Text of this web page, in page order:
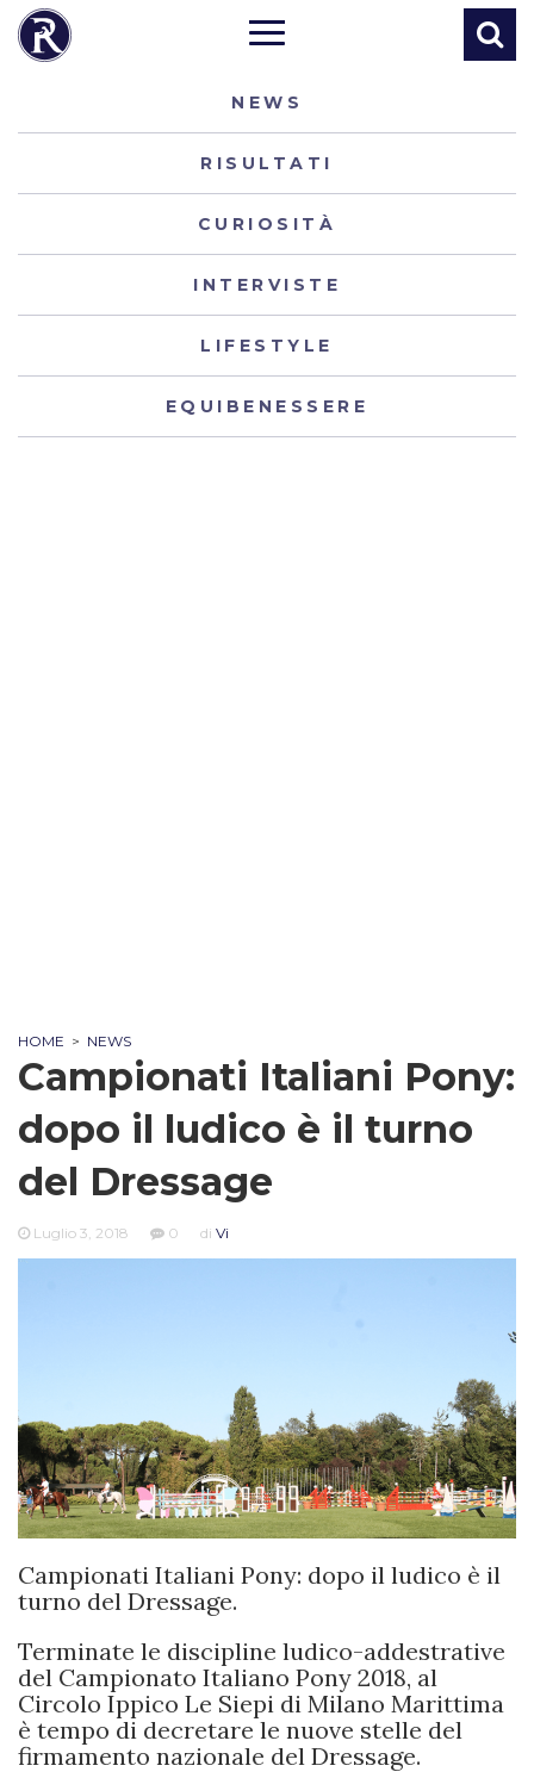
NEWS
RISULTATI
CURIOSITÀ
INTERVISTE
LIFESTYLE
EQUIBENESSERE
HOME > NEWS
Campionati Italiani Pony:
dopo il ludico è il turno
del Dressage
Luglio 3, 2018 0 di Vi
Campionati Italiani Pony: dopo il ludico è il
turno del Dressage.
Terminate le discipline ludico-addestrative
del Campionato Italiano Pony 2018, al
Circolo Ippico Le Siepi di Milano Marittima
è tempo di decretare le nuove stelle del
firmamento nazionale del Dressage.